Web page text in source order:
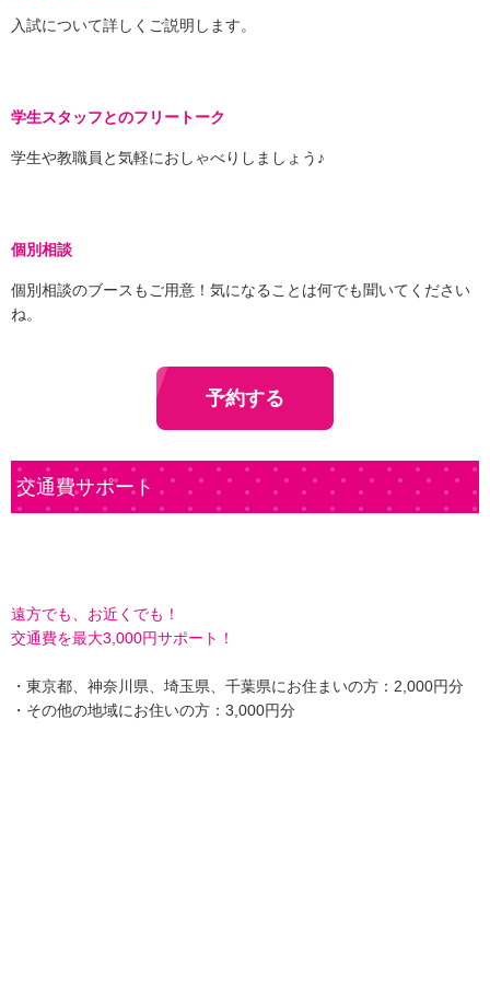
入試について詳しくご説明します。
学生スタッフとのフリートーク
学生や教職員と気軽におしゃべりしましょう♪
個別相談
個別相談のブースもご用意！気になることは何でも聞いてください
ね。
予約する
交通費サポート
遠方でも、お近くでも！
交通費を最大3,000円サポート！
・東京都、神奈川県、埼玉県、千葉県にお住まいの方：2,000円分
・その他の地域にお住いの方：3,000円分